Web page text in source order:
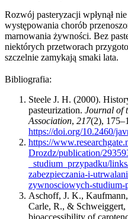
Rozwój pasteryzacji wpłynął
występowania chorób
marnowania żywności. Bez
niektórych przetworach
szczelnie zamykają smaki lata.
Bibliografia:
Steele J. H. (2000).
pasteurization. Journal of
Association, 217(2),
https://doi.org/10.2460/
https://
Drozdz/publication/
_studium_przypadku/
zabezpieczania-i-
zywnosciowych-studium-
Aschoff, J. K.,
Carle, R., &